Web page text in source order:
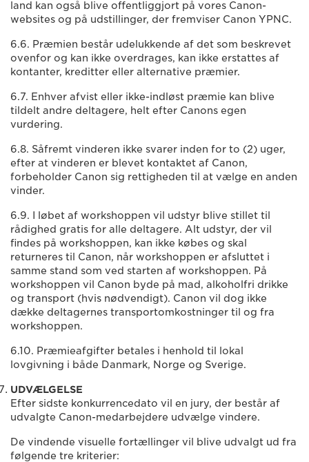
land kan også blive offentliggjort på vores Canon-
websites og på udstillinger, der fremviser Canon YPNC.
6.6. Præmien består udelukkende af det som beskrevet
ovenfor og kan ikke overdrages, kan ikke erstattes af
kontanter, kreditter eller alternative præmier.
6.7. Enhver afvist eller ikke-indløst præmie kan blive
tildelt andre deltagere, helt efter Canons egen
vurdering.
6.8. Såfremt vinderen ikke svarer inden for to (2) uger,
efter at vinderen er blevet kontaktet af Canon,
forbeholder Canon sig rettigheden til at vælge en anden
vinder.
6.9. I løbet af workshoppen vil udstyr blive stillet til
rådighed gratis for alle deltagere. Alt udstyr, der vil
findes på workshoppen, kan ikke købes og skal
returneres til Canon, når workshoppen er afsluttet i
samme stand som ved starten af workshoppen. På
workshoppen vil Canon byde på mad, alkoholfri drikke
og transport (hvis nødvendigt). Canon vil dog ikke
dække deltagernes transportomkostninger til og fra
workshoppen.
6.10. Præmieafgifter betales i henhold til lokal
lovgivning i både Danmark, Norge og Sverige.
UDVÆLGELSE
Efter sidste konkurrencedato vil en jury, der består af
udvalgte Canon-medarbejdere udvælge vindere.
De vindende visuelle fortællinger vil blive udvalgt ud fra
følgende tre kriterier: